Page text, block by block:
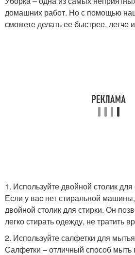
домашних работ. Но с помощью
сможете делать ее быстрее, легче
1. Используйте двойной столик для
Если у вас нет стиральной
двойной столик для стирки. Он
легко стирать одежду, не тратить
2. Используйте салфетки для
Салфетки – отличный способ мыть